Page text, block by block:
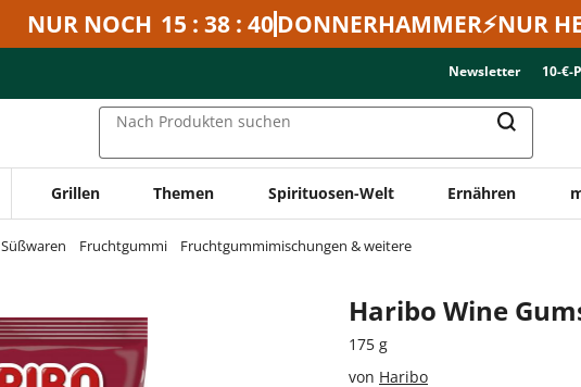
NUR NOCH 15 : 38 : 40DONNERHAMMER⚡NUR
Newsletter 10-€-
Nach Produkten suchen
Grillen Themen Spirituosen-Welt Ernähren
Süßwaren Fruchtgummi Fruchtgummimischungen & weitere
Haribo Wine
175 g
von Haribo